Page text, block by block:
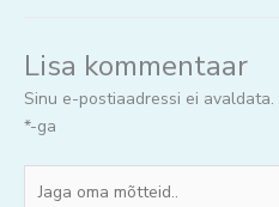
Lisa kommentaar
Sinu e-postiaadressi ei avaldata.
*-ga